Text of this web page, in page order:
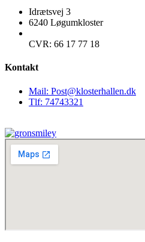
Idrætsvej 3
6240 Løgumkloster
CVR: 66 17 77 18
Kontakt
Mail: Post@klosterhallen.dk
Tlf: 74743321